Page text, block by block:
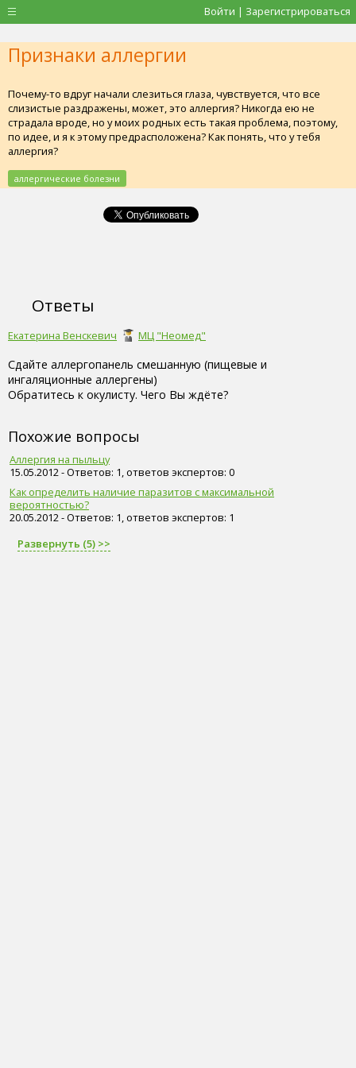
Войти | Зарегистрироваться
Признаки аллергии
Почему-то вдруг начали слезиться глаза, чувствуется, что все
слизистые раздражены, может, это аллергия? Никогда ею не
страдала вроде, но у моих родных есть такая проблема, поэтому,
по идее, и я к этому предрасположена? Как понять, что у тебя
аллергия?
аллергические болезни
Ответы
Екатерина Венскевич МЦ "Неомед"
Сдайте аллергопанель смешанную (пищевые и
ингаляционные аллергены)
Обратитесь к окулисту. Чего Вы ждёте?
Похожие вопросы
Аллергия на пыльцу
15.05.2012 - Ответов: 1, ответов экспертов: 0
Как определить наличие паразитов с максимальной
вероятностью?
20.05.2012 - Ответов: 1, ответов экспертов: 1
Развернуть (5) >>